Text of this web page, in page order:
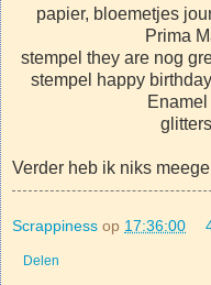
papier, bloemetjes
Prima
stempel they are nog
stempel happy
Verder heb ik niks
Scrappiness op 17:36:00
Delen